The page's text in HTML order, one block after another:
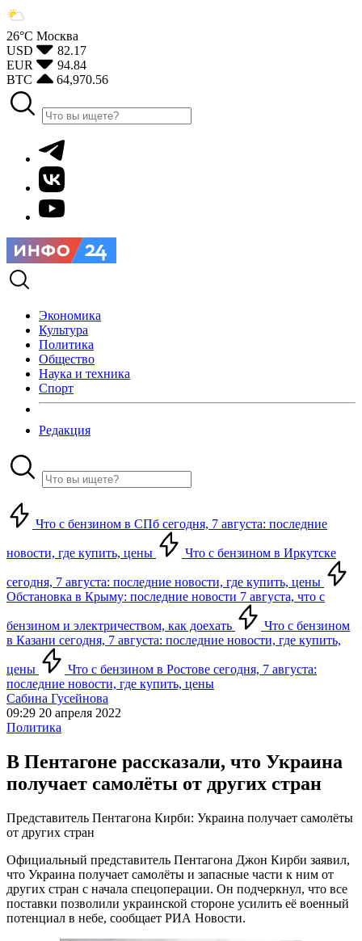
26°С Москва
USD
82.17
EUR
94.84
BTC
64,970.56
Экономика
Культура
Политика
Общество
Наука и техника
Спорт
Редакция
Что с бензином в СПб сегодня, 7 августа: последние
новости, где купить, цены Что с бензином в Иркутске
сегодня, 7 августа: последние новости, где купить, цены
Обстановка в Крыму: последние новости 7 августа, что с
бензином и электричеством, как доехать
Что с бензином
в Казани сегодня, 7 августа: последние новости, где купить,
цены
Что с бензином в Ростове сегодня, 7 августа:
последние новости, где купить, цены
Сабина Гусейнова
09:29 20 апреля 2022
Политика
В Пентагоне рассказали, что Украина
получает самолёты от других стран
Представитель Пентагона Кирби: Украина получает самолёты
от других стран
Официальный представитель Пентагона Джон Кирби заявил,
что Украина получает самолёты и запасные части к ним от
других стран с начала спецоперации. Он подчеркнул, что все
поставки позволили украинской стороне усилить её военный
потенциал в небе, сообщает РИА Новости.